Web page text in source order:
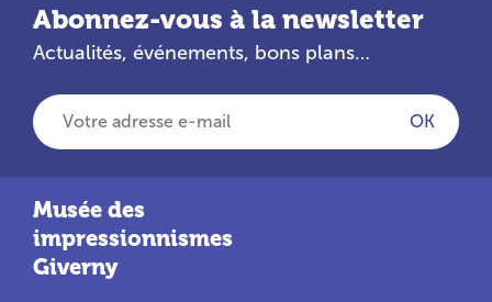
Abonnez-vous à la newsletter
Actualités, événements, bons plans…
Votre adresse e-mail
OK
Musée des
impressionnismes
Giverny